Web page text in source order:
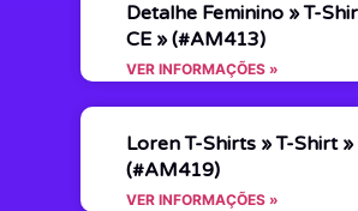
Detalhe Feminino » T-
CE » (#AM413)
VER INFORMAÇÕES »
Loren T-Shirts » T-Shirt »
(#AM419)
VER INFORMAÇÕES »